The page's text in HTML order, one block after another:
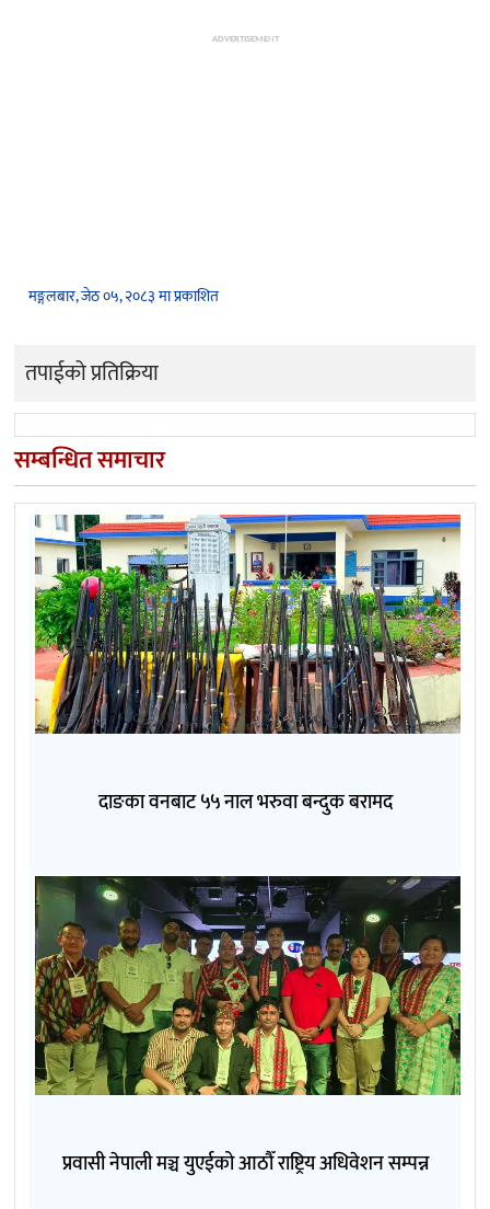
ADVERTISEMENT
मङ्गलबार, जेठ ०५, २०८३ मा प्रकाशित
तपाईको प्रतिक्रिया
सम्बन्धित समाचार
दाङका वनबाट ५५ नाल भरुवा बन्दुक बरामद
प्रवासी नेपाली मञ्च युएईको आठौँ राष्ट्रिय अधिवेशन सम्पन्न